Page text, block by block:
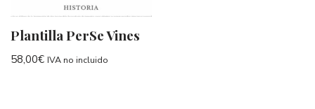
Plantilla PerSe Vines
58,00€ IVA no incluido